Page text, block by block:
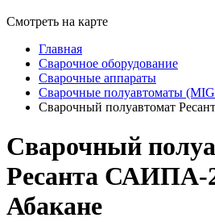
Смотреть на карте
Главная
Сварочное оборудование
Сварочные аппараты
Сварочные полуавтоматы
Сварочный полуавтомат
Сварочный
Ресанта САИПА-
Абакане